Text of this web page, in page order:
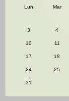
Lun Mar
3 4
10 11
17 18
24 25
31